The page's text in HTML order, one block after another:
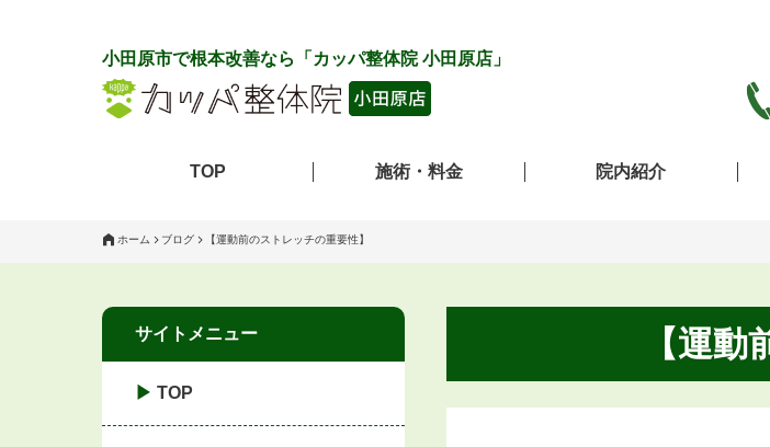
小田原市で根本改善なら「カッパ整体院 小田原店」
TOP 施術・料金 院内紹介
ホーム ブログ 【運動前のストレッチの重要性】
【運
サイトメニュー
TOP